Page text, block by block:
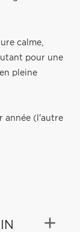
calme,
pour une
pleine
année (l'autre